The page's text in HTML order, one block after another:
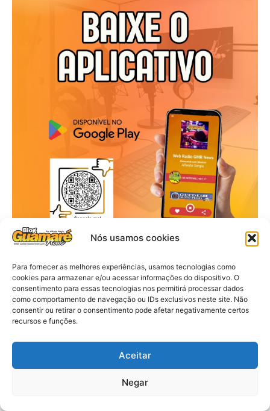
Nós usamos cookies
Para fornecer as melhores experiências, usamos tecnologias como
cookies para armazenar e/ou acessar informações do dispositivo. O
consentimento para essas tecnologias nos permitirá processar dados
como comportamento de navegação ou IDs exclusivos neste site. Não
consentir ou retirar o consentimento pode afetar negativamente certos
recursos e funções.
Aceitar
Negar